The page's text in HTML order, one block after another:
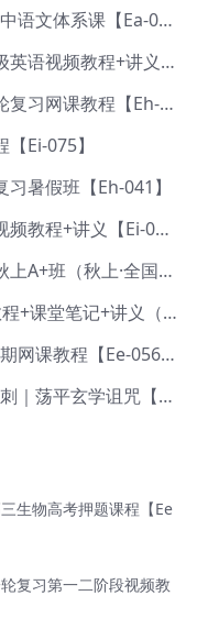
2025年高三语文一遍就OK高中语文体系课【Ea-028】
希望学2024闫舒月小学一年级英语视频教程+讲义【Cc-004】
2025高考刘勖雯高三政治三轮复习网课教程【Eh-061】
Ei-075】
暑假班【Eh-041】
2025羊羊高三地理高考复习视频教程+讲义【Ei-051】
希望学2025初三语文培训班秋上A+班（秋上·全国版·A+）【Da-031】
2024柳宁初二语文a+视频教程+课堂笔记+讲义（暑假班+秋季班）【Da-003】
2026年周芳煜高一生物上学期网课教程【Ee-056】
2025年叁月聚粮语文百日冲刺｜荡平玄学诅咒【Ea-001】
生物高考押题课程【Ee
复习第一二阶段视频教